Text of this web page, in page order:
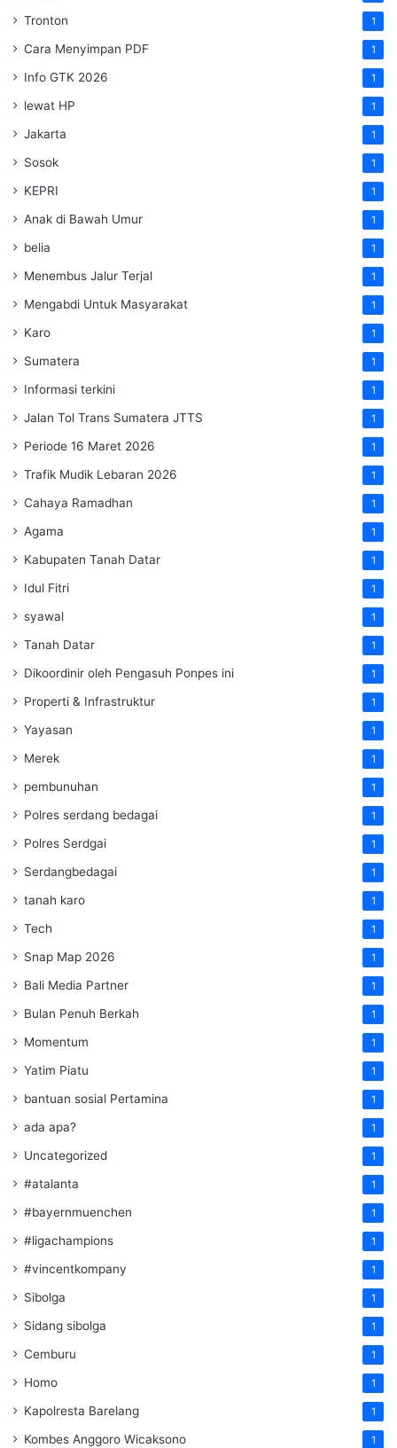
Tronton 1
Cara Menyimpan PDF 1
Info GTK 2026 1
lewat HP 1
Jakarta 1
Sosok 1
KEPRI 1
Anak di Bawah Umur 1
belia 1
Menembus Jalur Terjal 1
Mengabdi Untuk Masyarakat 1
Karo 1
Sumatera 1
Informasi terkini 1
Jalan Tol Trans Sumatera JTTS 1
Periode 16 Maret 2026 1
Trafik Mudik Lebaran 2026 1
Cahaya Ramadhan 1
Agama 1
Kabupaten Tanah Datar 1
Idul Fitri 1
syawal 1
Tanah Datar 1
Dikoordinir oleh Pengasuh Ponpes ini 1
Properti & Infrastruktur 1
Yayasan 1
Merek 1
pembunuhan 1
Polres serdang bedagai 1
Polres Serdgai 1
Serdangbedagai 1
tanah karo 1
Tech 1
Snap Map 2026 1
Bali Media Partner 1
Bulan Penuh Berkah 1
Momentum 1
Yatim Piatu 1
bantuan sosial Pertamina 1
ada apa? 1
Uncategorized 1
#atalanta 1
#bayernmuenchen 1
#ligachampions 1
#vincentkompany 1
Sibolga 1
Sidang sibolga 1
Cemburu 1
Homo 1
Kapolresta Barelang 1
Kombes Anggoro Wicaksono 1